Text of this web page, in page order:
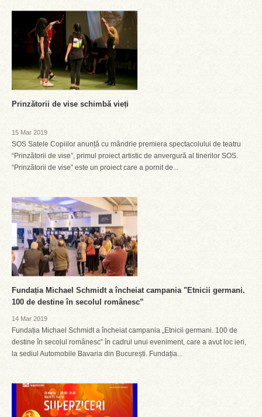
Prinzătorii de vise schimbă vieți
15 Mar 2019
SOS Satele Copiilor anunță cu mândrie premiera spectacolului de teatru
“Prinzătorii de vise”, primul proiect artistic de anvergură al tinerilor SOS.
“Prinzătorii de vise” este un proiect care a pornit de...
Fundația Michael Schmidt a încheiat campania "Etnicii germani.
100 de destine în secolul românesc”
14 Mar 2019
Fundația Michael Schmidt a încheiat campania „Etnicii germani. 100 de
destine în secolul românesc” în cadrul unui eveniment, care a avut loc ieri,
la sediul Automobile Bavaria din București. Fundația...